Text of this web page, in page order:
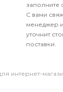
С вами
менеджер и
уточнит
поставки.
интернет-